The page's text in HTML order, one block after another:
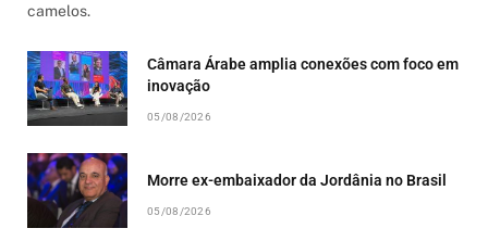
camelos.
Câmara Árabe amplia conexões com foco em
inovação
05/08/2026
Morre ex-embaixador da Jordânia no Brasil
05/08/2026